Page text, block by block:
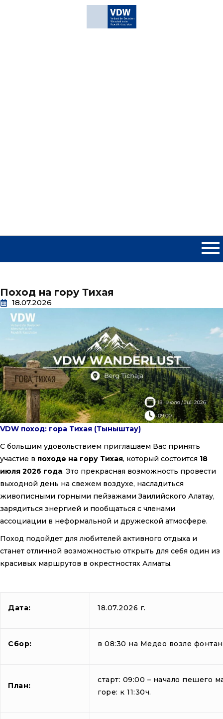
Поход на гору Тихая
18.07.2026
VDW поход: гора Тихая (Тыныштау)
С большим удовольствием приглашаем Вас принять
участие в походе на гору Тихая, который состоится 18
июля 2026 года. Это прекрасная возможность провести
выходной день на свежем воздухе, насладиться
живописными горными пейзажами Заилийского Алатау,
зарядиться энергией и пообщаться с членами
ассоциации в неформальной и дружеской атмосфере.
Поход подойдет для любителей активного отдыха и
станет отличной возможностью открыть для себя один из
красивых маршрутов в окрестностях Алматы.
Дата: 18.07.2026 г.
Сбор: в 08:30 на Медео возле
План:
старт: 09:00 – начало пешего
горе: к 11:30ч.